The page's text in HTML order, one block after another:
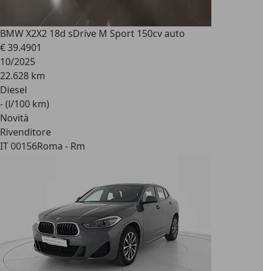
BMW X2X2 18d sDrive M Sport 150cv auto
€ 39.4901
10/2025
22.628 km
Diesel
- (l/100 km)
Novità
Rivenditore
IT 00156Roma - Rm